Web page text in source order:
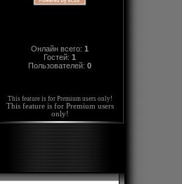
Онлайн всего: 1
Гостей: 1
Пользователей: 0
This feature is for Premium users only!
This feature is for Premium users
only!